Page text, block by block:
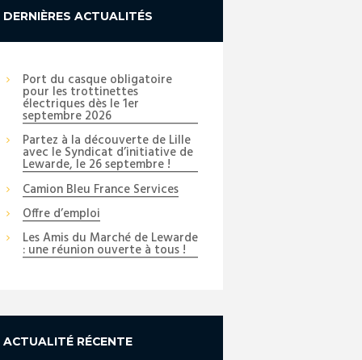
DERNIÈRES ACTUALITÉS
Port du casque obligatoire
pour les trottinettes
électriques dès le 1er
septembre 2026
Partez à la découverte de Lille
avec le Syndicat d’initiative de
Lewarde, le 26 septembre !
Camion Bleu France Services
Offre d’emploi
Les Amis du Marché de Lewarde
: une réunion ouverte à tous !
ACTUALITÉ RÉCENTE